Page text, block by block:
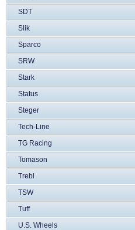
SDT
Slik
Sparco
SRW
Stark
Status
Steger
Tech-Line
TG Racing
Tomason
Trebl
TSW
Tuff
U.S. Wheels